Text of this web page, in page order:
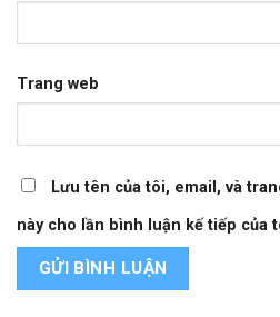
Trang web
Lưu tên của tôi, email, và
này cho lần bình luận kế tiếp của